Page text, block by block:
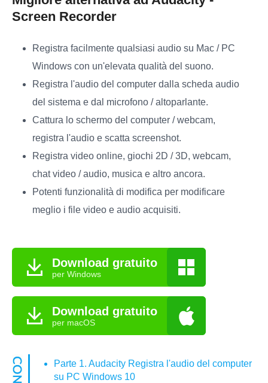
Screen Recorder
Registra facilmente qualsiasi audio su Mac / PC
Windows con un'elevata qualità del suono.
Registra l'audio del computer dalla scheda audio
del sistema e dal microfono / altoparlante.
Cattura lo schermo del computer / webcam,
registra l'audio e scatta screenshot.
Registra video online, giochi 2D / 3D, webcam,
chat video / audio, musica e altro ancora.
Potenti funzionalità di modifica per modificare
meglio i file video e audio acquisiti.
Download gratuito
per Windows
Download gratuito
per macOS
Parte 1. Audacity Registra l'audio del computer
su PC Windows 10